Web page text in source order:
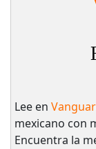
Lee en
mexicano con
Encuentra la